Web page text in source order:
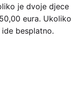
je dvoje djece
eura. Ukoliko
besplatno.